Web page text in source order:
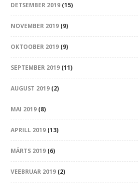
DETSEMBER 2019 (15)
NOVEMBER 2019 (9)
OKTOOBER 2019 (9)
SEPTEMBER 2019 (11)
AUGUST 2019 (2)
MAI 2019 (8)
APRILL 2019 (13)
MÄRTS 2019 (6)
VEEBRUAR 2019 (2)